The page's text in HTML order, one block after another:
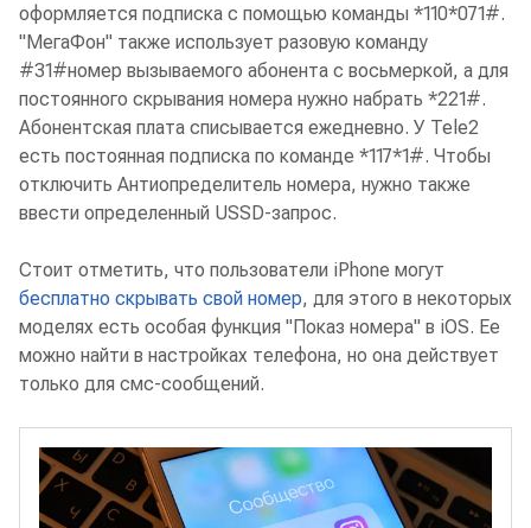
оформляется подписка с помощью команды *110*071#.
"МегаФон" также использует разовую команду
#31#номер вызываемого абонента с восьмеркой, а для
постоянного скрывания номера нужно набрать *221#.
Абонентская плата списывается ежедневно. У Tele2
есть постоянная подписка по команде *117*1#. Чтобы
отключить Антиопределитель номера, нужно также
ввести определенный USSD-запрос.
Стоит отметить, что пользователи iPhone могут
бесплатно скрывать свой номер, для этого в некоторых
моделях есть особая функция "Показ номера" в iOS. Ее
можно найти в настройках телефона, но она действует
только для смс-сообщений.